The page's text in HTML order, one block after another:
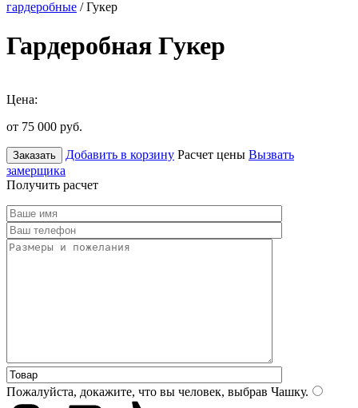
гардеробные / Гукер
Гардеробная Гукер
Цена:
от 75 000 руб.
Заказать Добавить в корзину Расчет цены Вызвать
замерщика
Получить расчет
Пожалуйста, докажите, что вы человек, выбрав Чашку.